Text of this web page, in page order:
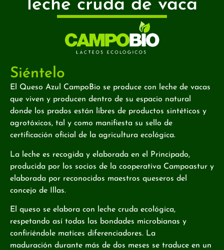
leche cruda de vaca
Siéntelo
El Queso Azul CampoBio se produce con leche de vacas
que viven y producen dentro de su espacio natural
donde los prados están libres de productos sintéticos y
agrotóxicos, tal y como manifiesta su sello de
certificación oficial de la agricultura ecológica.
La leche es recogida y elaborada en el Principado,
producida por los socios de la cooperativa Campoastur y
elaborada por reconocidos maestros queseros del
concejo de Illas.
El queso se elabora con leche cruda ecológica,
respetando así todas las bondades microbianas y
confiriéndole matices diferenciadores. La
maduración durante más de dos meses se traduce en un